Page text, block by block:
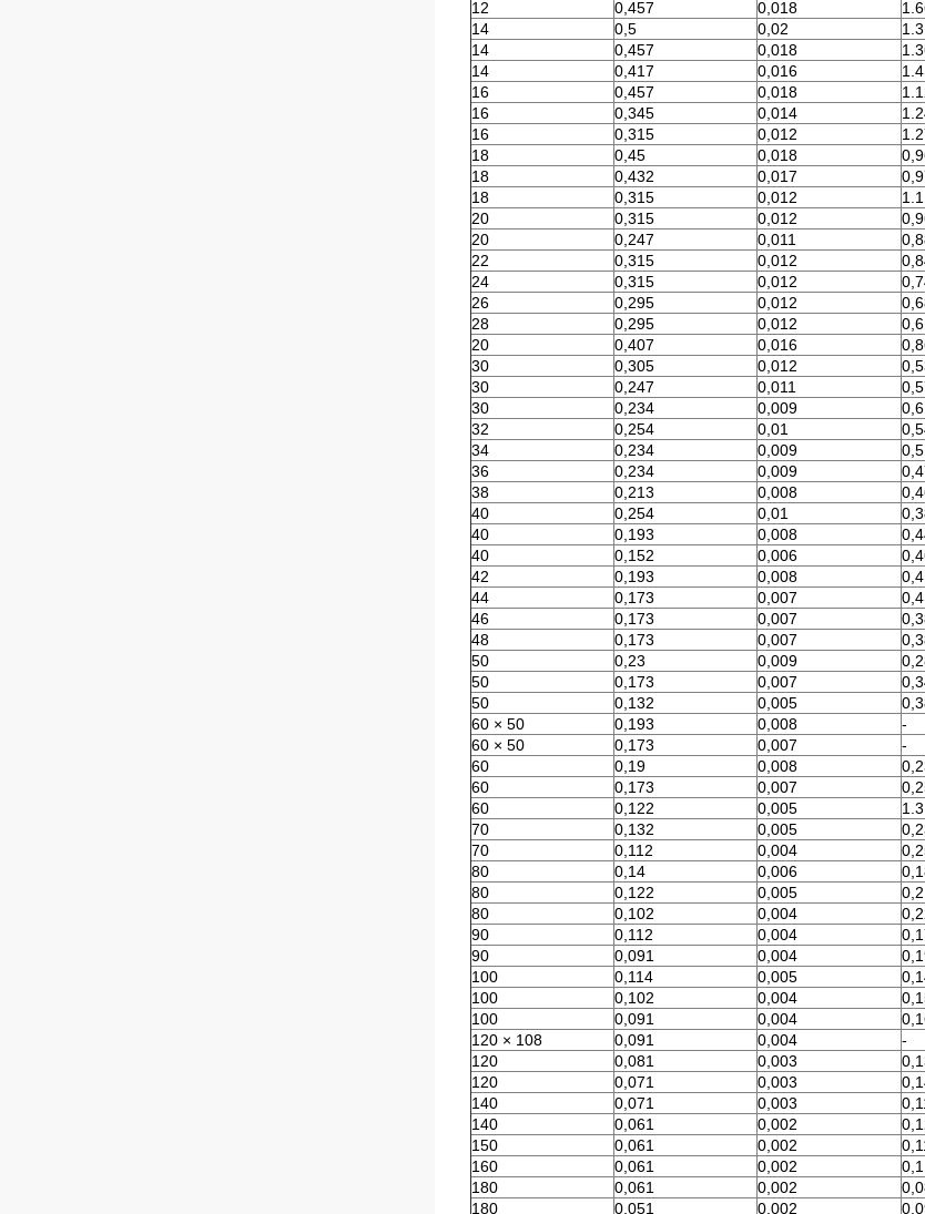
12
0,457 0,018
14
0,5 0,02
14
0,457 0,018
14
0,417 0,016 1.4
16
0,457 0,018
16
0,345 0,014
16
0,315 0,012
18
0,45 0,018
18
0,432 0,017
18
0,315 0,012 1.1
20
0,315 0,012
20
0,247 0,011
22
0,315 0,012
24
0,315 0,012
26
0,295 0,012
28
0,295 0,012
20
0,407 0,016
30
0,305 0,012
30
0,247 0,011
30
0,234 0,009
32
0,254 0,01
34
0,234 0,009
36
0,234 0,009
38
0,213 0,008
40
0,254 0,01
40
0,193 0,008
40
0,152 0,006
42
0,193 0,008
44
0,173 0,007 0,4
46
0,173 0,007
48
0,173 0,007
50
0,23 0,009
50
0,173 0,007
50
0,132 0,005
60 × 50
0,193 0,008 -
60 × 50
0,173 0,007 -
60
0,19 0,008
60
0,173 0,007
60
0,122 0,005 1.3
70
0,132 0,005
70
0,112 0,004
80
0,14 0,006
80
0,122 0,005 0,2
80
0,102 0,004
90
0,112 0,004
90
0,091 0,004
100
0,114 0,005
100
0,102 0,004
100
0,091 0,004
120 × 108
0,091 0,004 -
120
0,081 0,003
120
0,071 0,003
140
0,071 0,003
140
0,061 0,002
150
0,061 0,002
160
0,061 0,002 0,1
180
0,061 0,002
180
0,051 0,002